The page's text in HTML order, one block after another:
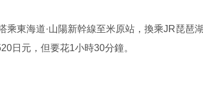
乘東海道·山陽新幹線至米原站，換乘JR琵
日元，但要花1小時30分鐘。